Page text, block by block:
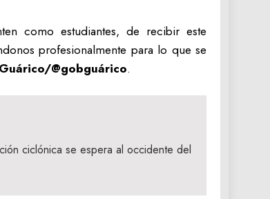
como estudiantes, de recibir este
profesionalmente para lo que se
@gobguárico.
ciclónica se espera al occidente del